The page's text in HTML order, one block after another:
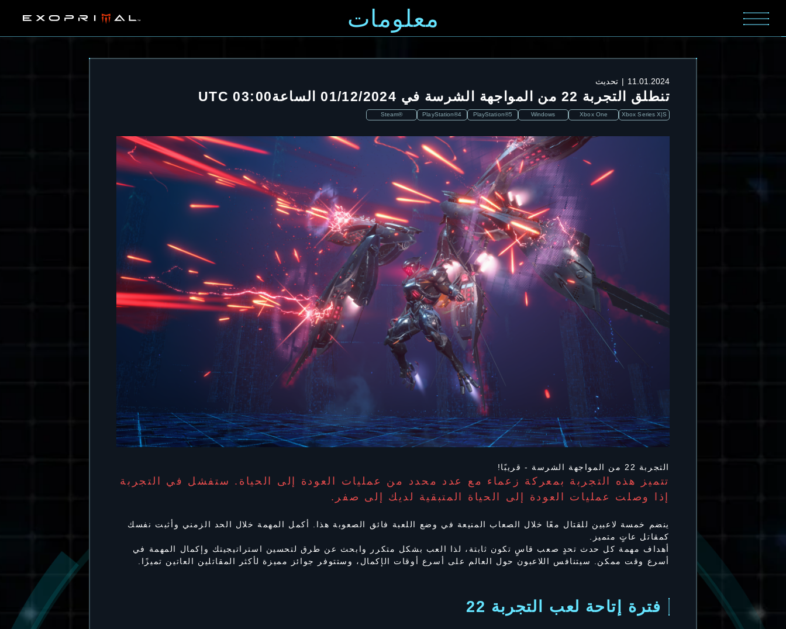
معلومات
11.01.2024 تحديث
تنطلق التجربة 22 من المواجهة الشرسة في 01/12/2024 الساعة03:00 UTC
Xbox Series X|S
Xbox One
Windows
PlayStation®5
PlayStation®4
Steam®
التجربة 22 من المواجهة الشرسة - قريبًا!
تتميز هذه التجربة بمعركة زعماء مع عدد محدد من عمليات العودة إلى الحياة. ستفشل في التجربة
إذا وصلت عمليات العودة إلى الحياة المتبقية لديك إلى صفر.
ينضم خمسة لاعبين للقتال معًا خلال الصعاب المنيعة في وضع اللعبة فائق الصعوبة هذا. أكمل المهمة خلال الحد الزمني وأثبت نفسك
كمقاتل عاتٍ متميز.
أهداف مهمة كل حدث تحدٍ صعب قاسٍ تكون ثابتة، لذا العب بشكل متكرر وابحث عن طرق لتحسين استراتيجيتك وإكمال المهمة في
أسرع وقت ممكن. سيتنافس اللاعبون حول العالم على أسرع أوقات الإكمال، وستتوفر جوائز مميزة لأكثر المقاتلين العاتين تميزًا.
فترة إتاحة لعب التجربة 22